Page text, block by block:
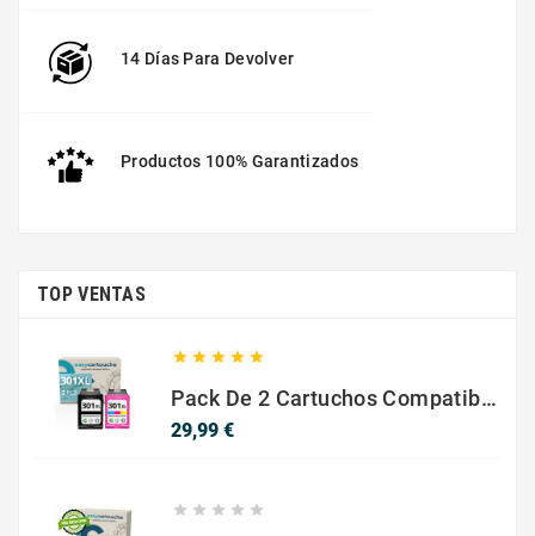
14 Días Para Devolver
Productos 100% Garantizados
TOP VENTAS
    
Pack De 2 Cartuchos Compatibles Con HP 301 XL Negro Y Color
29,99 €Precio
    